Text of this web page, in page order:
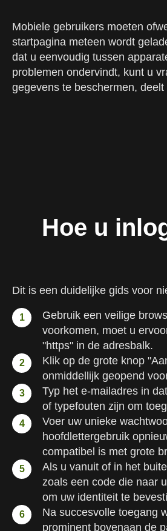
Mobiele gebruikers moeten
startpagina meteen wordt
dat u eenvoudig tussen
problemen ondervindt, kunt u
gegevens te beschermen,
Hoe u
Dit is een duidelijke gids voor
Gebruik een veilige
voorkomen, moet u
"https" in de adresbalk.
Klik op de grote knop
onmiddellijk geopend
Typ het e-mailadres in
of typefouten zijn om
Voer uw unieke
hoofdlettergebruik
compatibel is met grote
Als u vanuit of in het
zoals een code die naar
om uw identiteit te
Na succesvolle toegang
prominent bovenaan de